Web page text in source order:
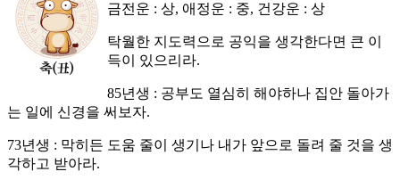
금전운 : 상, 애정운 : 중, 건강운 : 상
탁월한 지도력으로 공익을 생각한다면 큰 이
득이 있으리라.
85년생 : 공부도 열심히 해야하나 집안 돌아가
는 일에 신경을 써보자.
73년생 : 막히든 도움 줄이 생기나 내가 앞으로 돌려 줄 것을 생
각하고 받아라.